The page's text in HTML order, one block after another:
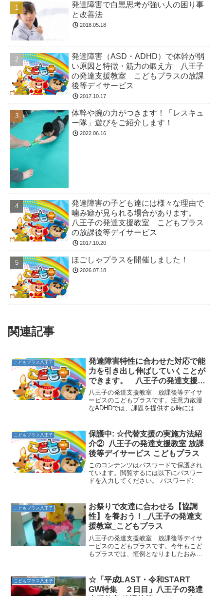
発達障害で白黒思考が強い人の困り事
と改善法
2018.05.18
発達障害（ASD・ADHD）で体幹が弱
い原因と特徴・筋力の鍛え方 八王子
の発達支援教室 こどもプラスの放課
後等デイサービス
2017.10.17
体幹や腕の力がつきます！「レスキュ
ー隊」遊びをご紹介します！
2022.06.16
発達障害の子ども達には様々な理由で
噛み癖が見られる場合があります。
八王子の発達支援教室 こどもプラス
の放課後等デイサービス
2017.10.20
ほごしゃプラスを開催しました！
2026.07.18
関連記事
こどもプラス八王子
発達障害特性に合わせた対応で能
力を引き出し伸ばしていくことが
できます。 八王子の発達支援教
室 こどもプラスの放課後等デイ
サービス
八王子の発達支援教室 放課後等デイサ
ービスのこどもプラスです。注意力散漫
なADHDでは、課題を提供する時には工
せた内容の課題の提供、タイミングの良
い声掛けや質問をするこ...
こどもプラス八王子
保護中: ☆代替支援の実施方法紹
介②_八王子の発達支援教室 放課
後等デイサービス こどもプラス
このコンテンツはパスワードで保護され
ています。閲覧するには以下にパスワー
ドを入力してください。 パスワード:
こどもプラス八王子
お祭りで友達に合わせる【協調
性】を養おう！_八王子の発達支
援教室_こどもプラス
八王子の発達支援教室 放課後等デイサ
ービスのこどもプラスです。今年もこど
もプラスでは、恒例となりましたおみこ
動あそびの最後におみこしを担いでこど
もプラス祭りを開催していま...
こどもプラス八王子
☆「平成LAST・令和START
GW特集 ２日目」八王子の発達